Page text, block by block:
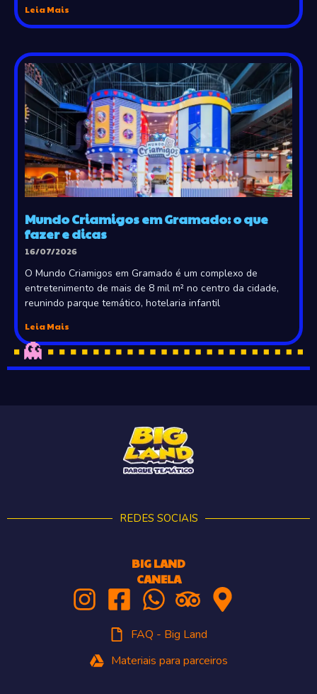
Leia Mais
Mundo Criamigos em Gramado: o que
fazer e dicas
16/07/2026
O Mundo Criamigos em Gramado é um complexo de
entretenimento de mais de 8 mil m² no centro da cidade,
reunindo parque temático, hotelaria infantil
Leia Mais
REDES SOCIAIS
BIG LAND
CANELA
FAQ - Big Land
Materiais para parceiros